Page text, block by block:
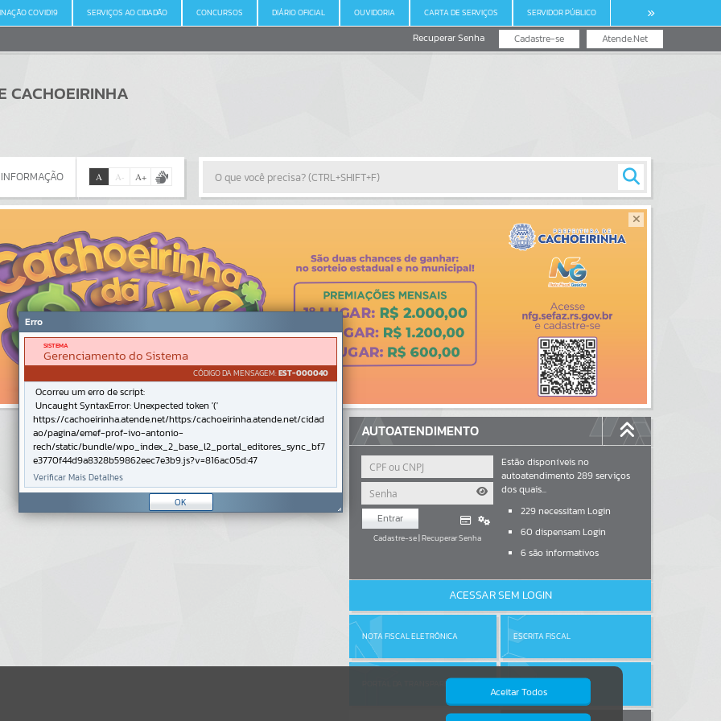
COVID19 SERVIÇOS AO CIDADÃO CONCURSOS DIÁRIO OFICIAL OUVIDORIA CARTA DE SERVIÇOS SERVIDOR PÚBLICO
Atende.Net
Cadastre-se
Recuperar Senha
CACHOEIRINHA
Por favor, aguarde...
A A- A+
AUTOATENDIMENTO
Entrar
Cadastre-se|Recuperar Senha
Estão disponíveis no
autoatendimento289serviços
dos quais...
229 necessitam Login
60 dispensam Login
6são informativos
ACESSAR SEM LOGIN
NOTA FISCAL ELETRÔNICA ESCRITA FISCAL
PORTAL DA TRANSPARÊNCIA
Aceitar Todos
Erro
SISTEMA
Gerenciamento do Sistema
CÓDIGO DA MENSAGEM:EST-000040
Ocorreu um erro de script:
Uncaught SyntaxError: Unexpected token '('
https://cachoeirinha.atende.net/https:/cachoeirinha.atende.net/cidad
ao/pagina/emef-prof-ivo-antonio-
rech/static/bundle/wpo_index_2_base_l2_portal_editores_sync_bf7
e3770f44d9a8328b59862eec7e3b9.js?v=816ac05d:47
Verificar Mais Detalhes
OK